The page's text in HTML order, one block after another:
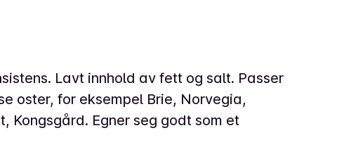
Lavt innhold av fett og salt. Passer
oster, for eksempel Brie, Norvegia,
Kongsgård. Egner seg godt som et